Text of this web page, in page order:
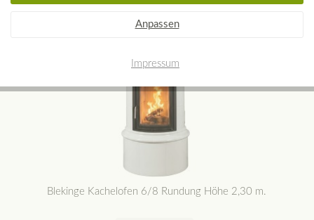
Blekinge Kachelofen 6/8 Rundung Höhe 2,30 m.
Anpassen
Impressum